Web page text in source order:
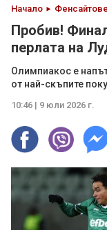
Начало Фенсайтове
Пробив!
перлата на
Олимпиакос е
от най-скъпите
10:46 | 9 юли 2026 г.